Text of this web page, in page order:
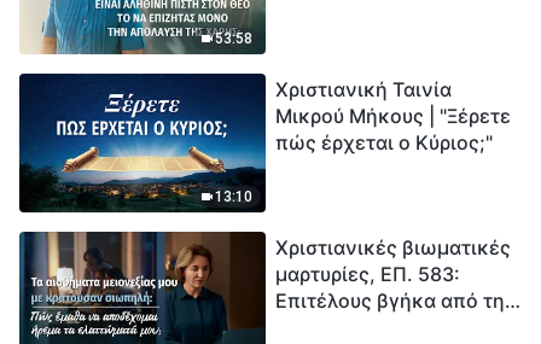
53:58
13:10
Χριστιανική Ταινία
Μικρού Μήκους | "Ξέρετε
πώς έρχεται ο Κύριος;"
Χριστιανικές βιωματικές
μαρτυρίες, ΕΠ. 583:
Επιτέλους βγήκα από τη